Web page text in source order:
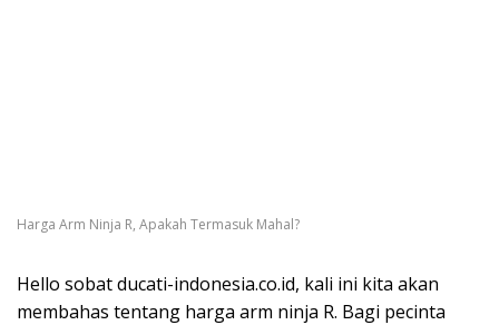
Harga Arm Ninja R, Apakah Termasuk Mahal?
Hello sobat ducati-indonesia.co.id, kali ini kita akan
membahas tentang harga arm ninja R. Bagi pecinta